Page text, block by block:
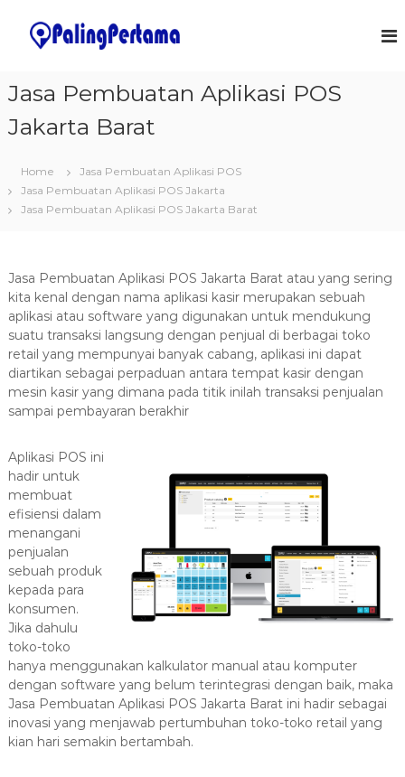
a
b
u
n
A
p
l
i
k
T
e
r
b
a
i
k
b
0
8
w
a
T
S
t
i
o
n
s
Jasa Pembuatan Aplikasi POS
Jakarta Barat
Home
Jasa Pembuatan Aplikasi POS
Jasa Pembuatan Aplikasi POS Jakarta
Jasa Pembuatan Aplikasi POS Jakarta Barat
Jasa Pembuatan Aplikasi POS Jakarta Barat atau yang sering
kita kenal dengan nama aplikasi kasir merupakan sebuah
aplikasi atau software yang digunakan untuk mendukung
suatu transaksi langsung dengan penjual di berbagai toko
retail yang mempunyai banyak cabang, aplikasi ini dapat
diartikan sebagai perpaduan antara tempat kasir dengan
mesin kasir yang dimana pada titik inilah transaksi penjualan
sampai pembayaran berakhir
Aplikasi POS ini
hadir untuk
membuat
efisiensi dalam
menangani
penjualan
sebuah produk
kepada para
konsumen.
Jika dahulu
toko-toko
hanya menggunakan kalkulator manual atau komputer
dengan software yang belum terintegrasi dengan baik, maka
Jasa Pembuatan Aplikasi POS Jakarta Barat ini hadir sebagai
inovasi yang menjawab pertumbuhan toko-toko retail yang
kian hari semakin bertambah.